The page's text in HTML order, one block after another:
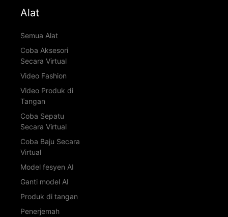
Alat
Semua Alat
Coba Aksesori
Secara Virtual
Video Fashion
Video Produk di
Tangan
Coba Sepatu
Secara Virtual
Coba Baju Secara
Virtual
Model fesyen AI
Ganti model AI
Produk di tangan
Penerjemah